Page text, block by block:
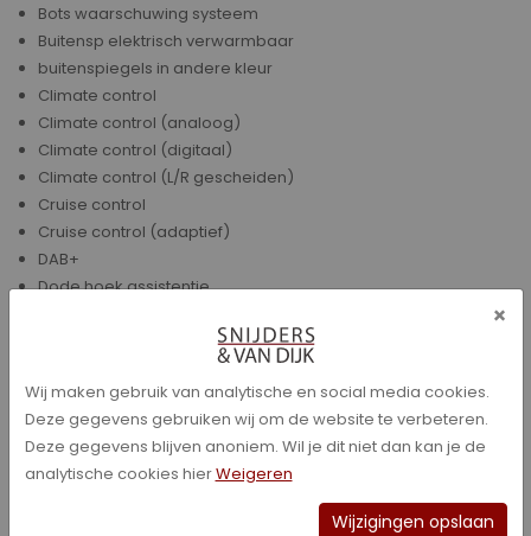
Bots waarschuwing systeem
Buitensp elektrisch verwarmbaar
buitenspiegels in andere kleur
Climate control
Climate control (analoog)
Climate control (digitaal)
Climate control (L/R gescheiden)
Cruise control
Cruise control (adaptief)
DAB+
Dode hoek assistentie
El. bedienbare ramen achter
El. bedienbare ramen voor
El. inklapbare buitenspiegels
El. Open dak
El. Ramen
El. te openen kofferbak
×
Wij maken gebruik van analytische en social media cookies.
Deze gegevens gebruiken wij om de website te verbeteren.
Deze gegevens blijven anoniem. Wil je dit niet dan kan je de
analytische cookies hierWeigeren
Wijzigingen opslaan